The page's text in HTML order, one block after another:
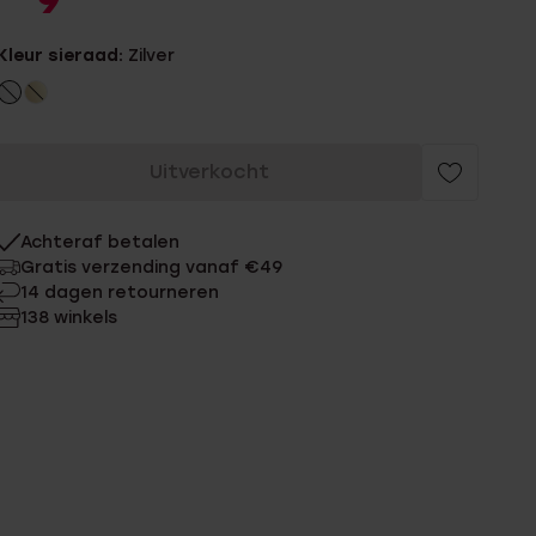
sieraad: Zilver
Uitverkocht
Achteraf betalen
Gratis verzending vanaf €49
14 dagen retourneren
138 winkels